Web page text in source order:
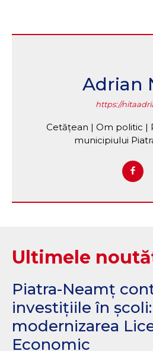
Adrian
https://
Cetățean | Om politic |
municipiului
Ultimele
Piatra-Neamț
investițiile în
modernizarea
Economic